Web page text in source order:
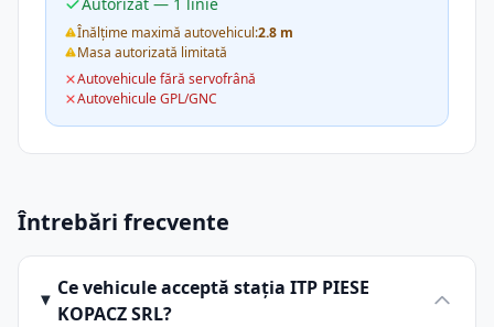
Înălțime maximă autovehicul:2.8 m
Masa autorizată limitată
Autovehicule fără servofrână
Autovehicule GPL/GNC
Întrebări frecvente
Ce vehicule acceptă stația ITP PIESE
KOPACZ SRL?